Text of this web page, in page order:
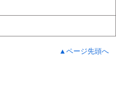
▲ページ先頭へ